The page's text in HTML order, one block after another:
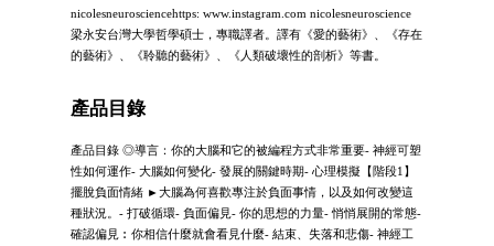
nicolesneurosciencehttps: www.instagram.com nicolesneuroscience
梁永安台灣大學哲學碩士，專職譯者。譯有《愛的藝術》、《存在
的藝術》、《聆聽的藝術》、《人類破壞性的剖析》等書。
產品目錄
產品目錄 ◎導言：你的大腦和它的被編程方式非常重要- 神經可塑
性如何運作- 大腦如何變化- 發展的關鍵時期- 心理模擬【階段1】
擺脫負面情緒 ►大腦為何喜歡專注於負面事情，以及如何改變這
種狀況。- 打破循環- 負面偏見- 你的思想的力量- 悄悄展開的常態-
確認偏見︰你相信什麼就會看見什麼- 結束、失落和悲傷- 神經工